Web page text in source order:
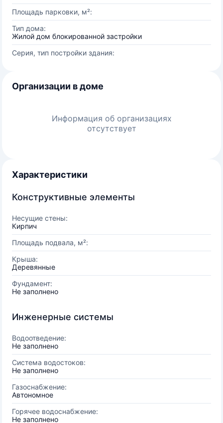
Площадь парковки, м²:
Тип дома:
Жилой дом блокированной застройки
Серия, тип постройки здания:
Организации в доме
Информация об организациях
отсутствует
Характеристики
Конструктивные элементы
Несущие стены:
Кирпич
Площадь подвала, м²:
Крыша:
Деревянные
Фундамент:
Не заполнено
Инженерные системы
Водоотведение:
Не заполнено
Система водостоков:
Не заполнено
Газоснабжение:
Автономное
Горячее водоснабжение:
Не заполнено